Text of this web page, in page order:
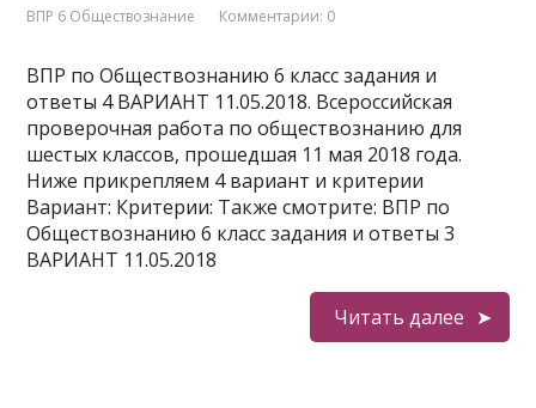
ВПР 6 Обществознание Комментарии: 0
ВПР по Обществознанию 6 класс задания и
ответы 4 ВАРИАНТ 11.05.2018. Всероссийская
проверочная работа по обществознанию для
шестых классов, прошедшая 11 мая 2018 года.
Ниже прикрепляем 4 вариант и критерии
Вариант: Критерии: Также смотрите: ВПР по
Обществознанию 6 класс задания и ответы 3
ВАРИАНТ 11.05.2018
Читать далее